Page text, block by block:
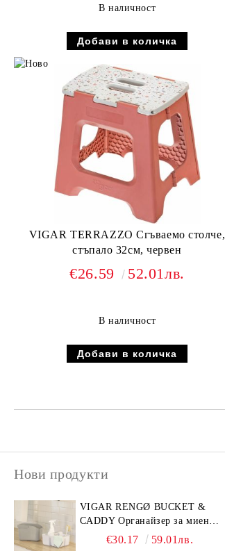
В наличност
VIGAR TERRAZZO Сгъваемо столче,
стъпало 32см, червен
€26.59 52.01лв.
В наличност
Нови продукти
VIGAR RENGØ BUCKET &
CADDY Органайзер за миене
от две части, сив
€30.17 59.01лв.